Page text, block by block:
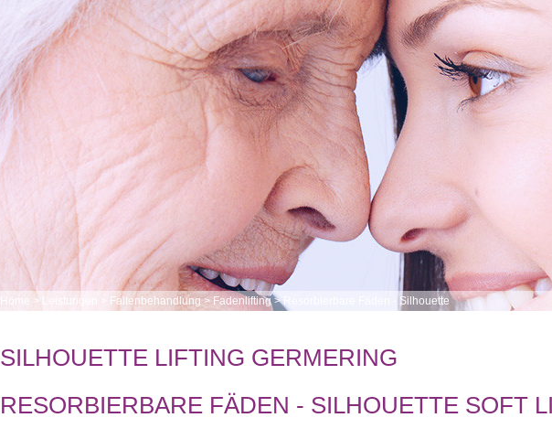
> Leistungen Faltenbehandlung> Fadenlifting> Resorbierbare Fäden - Silhouette
SILHOUETTE LIFTING GERMERING
RESORBIERBARE FÄDEN - SILHOUETTE SOFT